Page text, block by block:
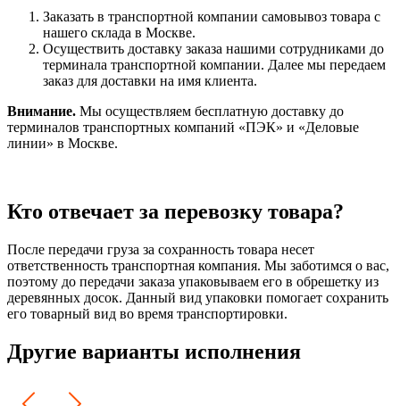
Заказать в транспортной компании самовывоз товара с
нашего склада в Москве.
Осуществить доставку заказа нашими сотрудниками до
терминала транспортной компании. Далее мы передаем
заказ для доставки на имя клиента.
Внимание. Мы осуществляем бесплатную доставку до
терминалов транспортных компаний «ПЭК» и «Деловые
линии» в Москве.
Кто отвечает за перевозку товара?
После передачи груза за сохранность товара несет
ответственность транспортная компания. Мы заботимся о вас,
поэтому до передачи заказа упаковываем его в обрешетку из
деревянных досок. Данный вид упаковки помогает сохранить
его товарный вид во время транспортировки.
Другие варианты исполнения